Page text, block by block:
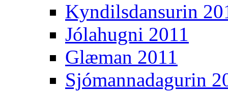
Kyndilsdansurin
Jólahugni 2011
Glæman 2011
Sjómannadagurin